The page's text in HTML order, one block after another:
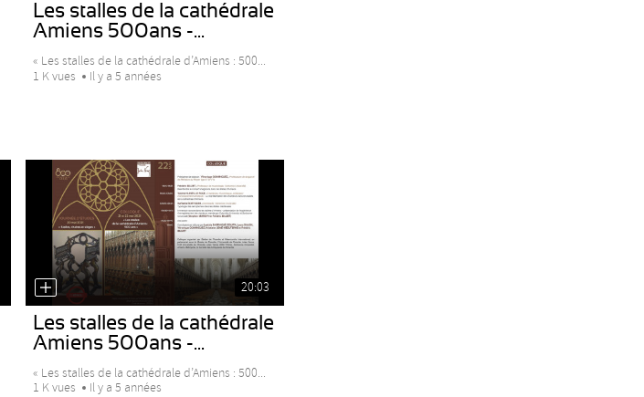
Les stalles de la cathédrale
Amiens 500ans -...
« Les stalles de la cathédrale d’Amiens : 500...
1 K vues
Il y a 5 années
20:03
Les stalles de la cathédrale
Amiens 500ans -...
« Les stalles de la cathédrale d’Amiens : 500...
1 K vues
Il y a 5 années